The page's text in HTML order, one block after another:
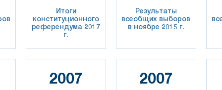
Итоги
конституционного
референдума 2017
г.
Результаты
всеобщих выборов
в ноябре 2015 г.
2007 2007